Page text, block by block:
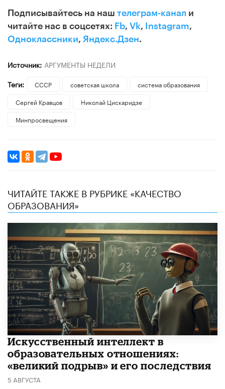
Подписывайтесь на наш телеграм-канал и
читайте нас в соцсетях: Fb, Vk, Instagram,
Одноклассники, Яндекс.Дзен.
Источник: АРГУМЕНТЫ НЕДЕЛИ
Теги:
СССР советская школа
система образования
Сергей Кравцов
Николай Цискаридзе
Минпросвещения
ЧИТАЙТЕ ТАКЖЕ В РУБРИКЕ «КАЧЕСТВО
ОБРАЗОВАНИЯ»
​Искусственный интеллект в
образовательных отношениях:
«великий подрыв» и его последствия
5 АВГУСТА